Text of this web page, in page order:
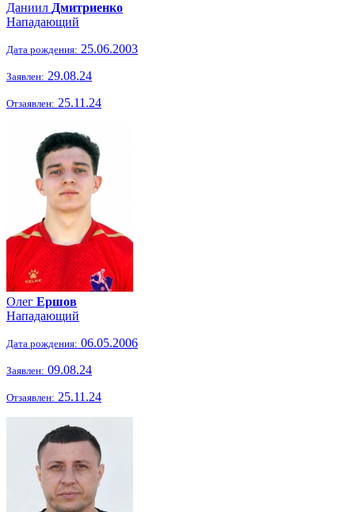
Даниил Дмитриенко
Нападающий
Дата рождения: 25.06.2003
Заявлен: 29.08.24
Отзаявлен: 25.11.24
Олег Ершов
Нападающий
Дата рождения: 06.05.2006
Заявлен: 09.08.24
Отзаявлен: 25.11.24